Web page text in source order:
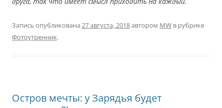
Запись опубликована 27 августа, 2018автором MW в рубрике
Фотоутренник.
Остров мечты: у Зарядья будет